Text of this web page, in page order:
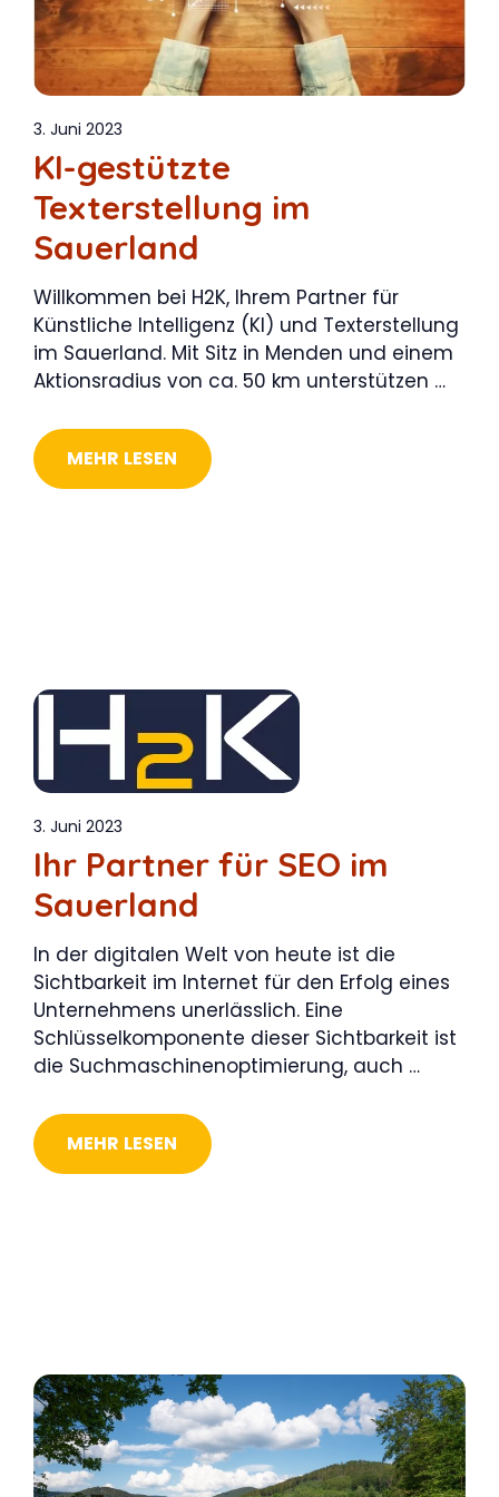
3. Juni 2023
KI-gestützte
Texterstellung im
Sauerland
Willkommen bei H2K, Ihrem Partner für
Künstliche Intelligenz (KI) und Texterstellung
im Sauerland. Mit Sitz in Menden und einem
Aktionsradius von ca. 50 km unterstützen …
MEHR LESEN
3. Juni 2023
Ihr Partner für SEO im
Sauerland
In der digitalen Welt von heute ist die
Sichtbarkeit im Internet für den Erfolg eines
Unternehmens unerlässlich. Eine
Schlüsselkomponente dieser Sichtbarkeit ist
die Suchmaschinenoptimierung, auch …
MEHR LESEN